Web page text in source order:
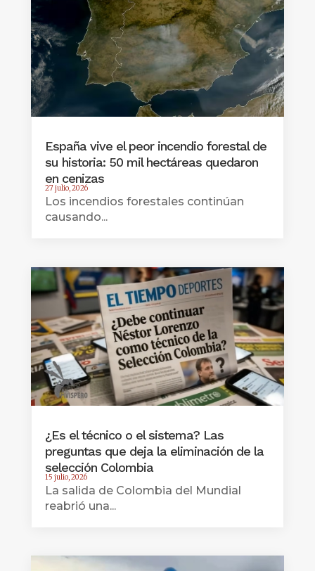
España vive el peor incendio forestal de
su historia: 50 mil hectáreas quedaron
en cenizas
27 julio, 2026
Los incendios forestales continúan
causando...
¿Es el técnico o el sistema? Las
preguntas que deja la eliminación de la
selección Colombia
15 julio, 2026
La salida de Colombia del Mundial
reabrió una...